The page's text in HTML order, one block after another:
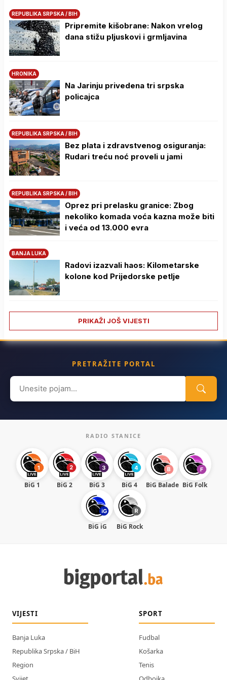
REPUBLIKA SRPSKA / BIH
Pripremite kišobrane: Nakon vrelog
dana stižu pljuskovi i grmljavina
HRONIKA
Na Јarinju privedena tri srpska
policajca
REPUBLIKA SRPSKA / BIH
Bez plata i zdravstvenog osiguranja:
Rudari treću noć proveli u jami
REPUBLIKA SRPSKA / BIH
Oprez pri prelasku granice: Zbog
nekoliko komada voća kazna može biti
i veća od 13.000 evra
BANJA LUKA
Radovi izazvali haos: Kilometarske
kolone kod Prijedorske petlje
PRIKAŽI JOŠ VIJESTI
PRETRAŽITE PORTAL
Search
for:
RADIO STANICE
BiG 1 BiG 2 BiG 3 BiG 4 BiG Balade BiG Folk
BiG iG BiG Rock
VIJESTI
Banja Luka
Republika Srpska / BiH
Region
SPORT
Fudbal
Košarka
Tenis